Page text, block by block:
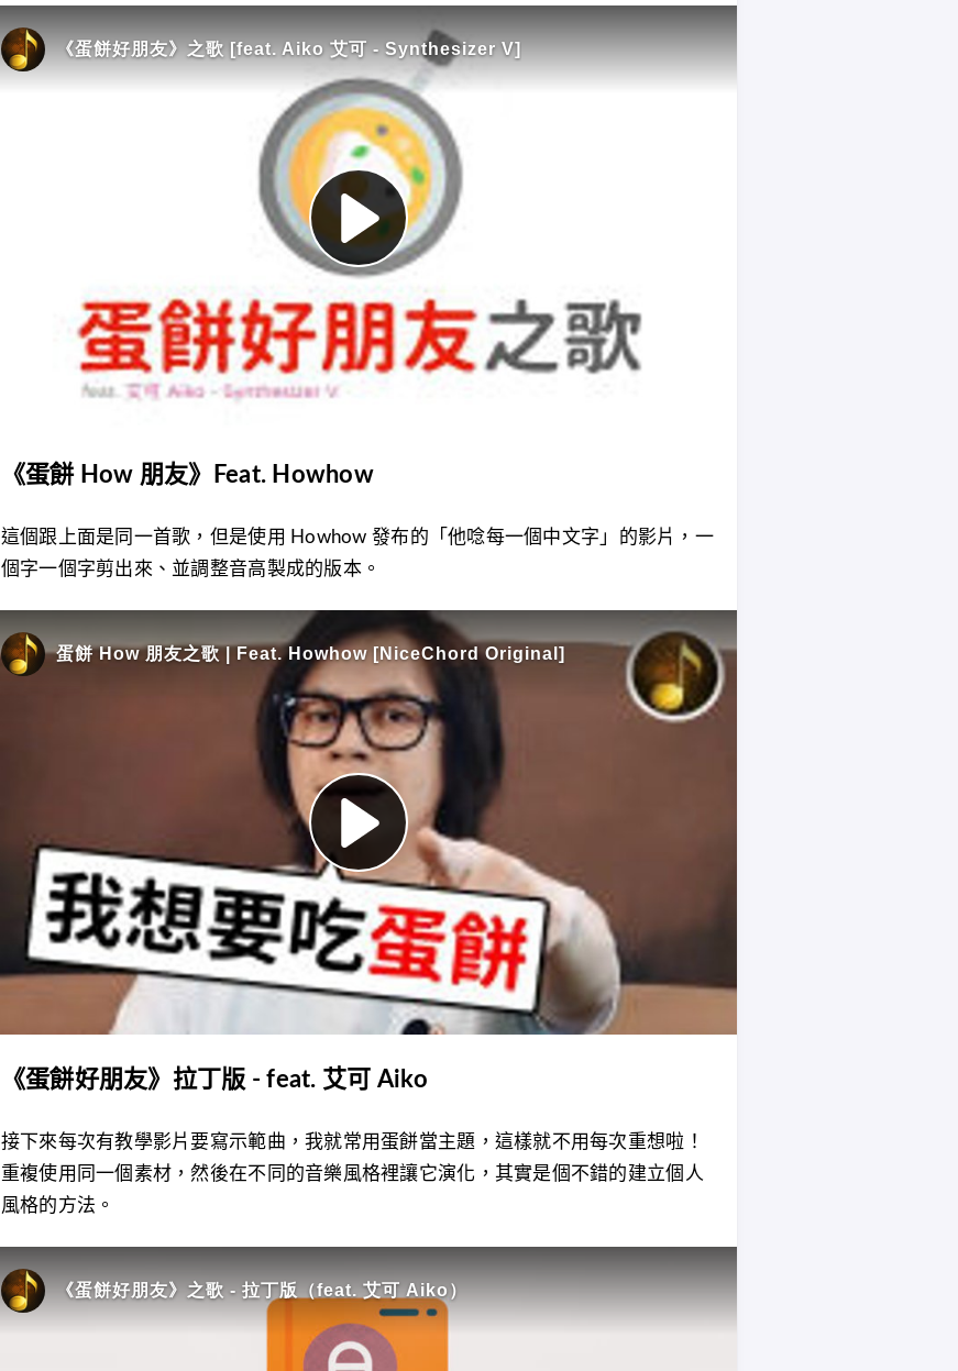
《蛋餅 How 朋友》Feat. Howhow
這個跟上面是同一首歌，但是使用 Howhow 發布的「他唸每一個中文字」的影片，一
個字一個字剪出來、並調整音高製成的版本。
《蛋餅好朋友》拉丁版 - feat. 艾可 Aiko
接下來每次有教學影片要寫示範曲，我就常用蛋餅當主題，這樣就不用每次重想啦！
重複使用同一個素材，然後在不同的音樂風格裡讓它演化，其實是個不錯的建立個人
風格的方法。